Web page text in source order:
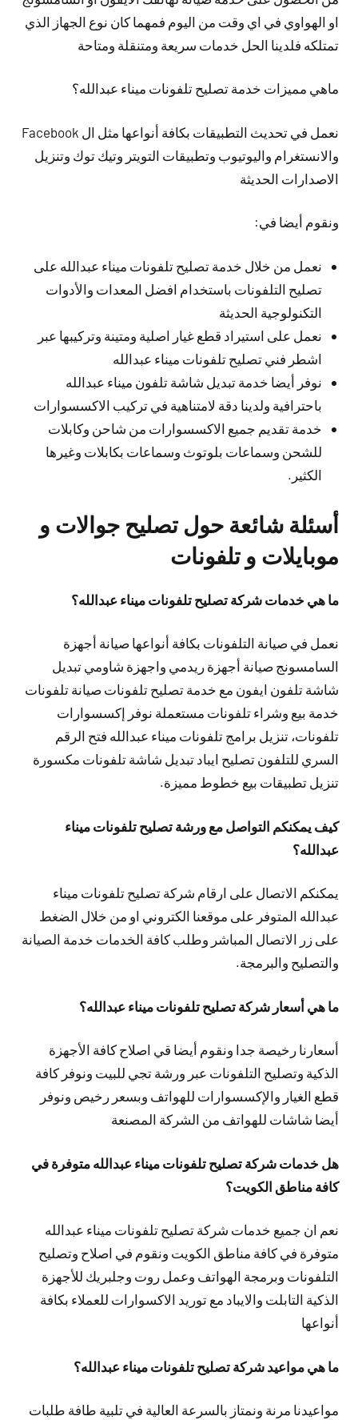
او الهواوي في اي وقت من اليوم فمهما كان نوع الجهاز الذي
تمتلكه فلدينا الحل خدمات سريعة ومتنقلة ومتاحة
ماهي مميزات خدمة تصليح تلفونات ميناء عبدالله؟
نعمل في تحديث التطبيقات بكافة أنواعها مثل ال Facebook
والانستغرام واليوتيوب وتطبيقات التويتر وتيك توك وتنزيل
الاصدارات الحديثة
ونقوم أيضا في:
نعمل من خلال خدمة تصليح تلفونات ميناء عبدالله على
تصليح التلفونات باستخدام افضل المعدات والأدوات
التكنولوجية الحديثة
نعمل على استيراد قطع غيار اصلية ومتينة وتركيبها عبر
اشطر فني تصليح تلفونات ميناء عبدالله
نوفر أيضا خدمة تبديل شاشة تلفون ميناء عبدالله
باحترافية ولدينا دقة لامتناهية في تركيب الاكسسوارات
خدمة تقديم جميع الاكسسوارات من شاحن وكابلات
للشحن وسماعات بلوتوث وسماعات بكابلات وغيرها
الكثير.
أسئلة شائعة حول تصليح جوالات و
موبايلات و تلفونات
ما هي خدمات شركة تصليح تلفونات ميناء عبدالله؟
نعمل في صيانة التلفونات بكافة أنواعها صيانة أجهزة
السامسونج صيانة أجهزة ريدمي واجهزة شاومي تبديل
شاشة تلفون ايفون مع خدمة تصليح تلفونات صيانة تلفونات
خدمة بيع وشراء تلفونات مستعملة نوفر إكسسوارات
تلفونات، تنزيل برامج تلفونات ميناء عبدالله فتح الرقم
السري للتلفون تصليح ايباد تبديل شاشة تلفونات مكسورة
تنزيل تطبيقات بيع خطوط مميزة.
كيف يمكنكم التواصل مع ورشة تصليح تلفونات ميناء
عبدالله؟
يمكنكم الاتصال على ارقام شركة تصليح تلفونات ميناء
عبدالله المتوفر على موقعنا الكتروني او من خلال الضغط
على زر الاتصال المباشر وطلب كافة الخدمات خدمة الصيانة
والتصليح والبرمجة.
ما هي أسعار شركة تصليح تلفونات ميناء عبدالله؟
أسعارنا رخيصة جدا ونقوم أيضا قي اصلاح كافة الأجهزة
الذكية وتصليح التلفونات عبر ورشة تجي للبيت ونوفر كافة
قطع الغيار والإكسسوارات للهواتف وبسعر رخيص ونوفر
أيضا شاشات للهواتف من الشركة المصنعة
هل خدمات شركة تصليح تلفونات ميناء عبدالله متوفرة في
كافة مناطق الكويت؟
نعم ان جميع خدمات شركة تصليح تلفونات ميناء عبدالله
متوفرة في كافة مناطق الكويت ونقوم في اصلاح وتصليح
التلفونات وبرمجة الهواتف وعمل روت وجلبريك للأجهزة
الذكية التابلت والايباد مع توريد الاكسوارات للعملاء بكافة
أنواعها
ما هي مواعيد شركة تصليح تلفونات ميناء عبدالله؟
مواعيدنا مرنة ونمتاز بالسرعة العالية في تلبية طافة طلبات